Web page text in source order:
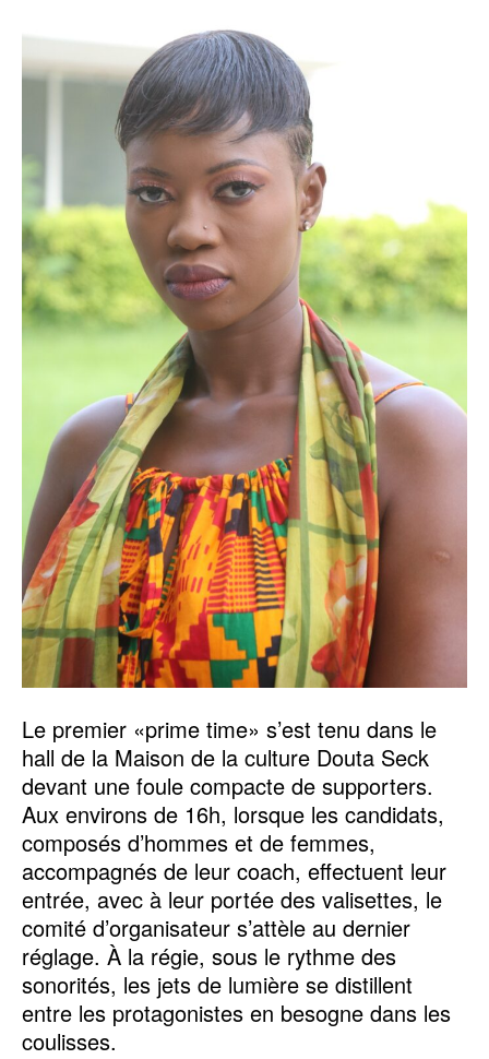
Le premier «prime time» s’est tenu dans le
hall de la Maison de la culture Douta Seck
devant une foule compacte de supporters.
Aux environs de 16h, lorsque les candidats,
composés d’hommes et de femmes,
accompagnés de leur coach, effectuent leur
entrée, avec à leur portée des valisettes, le
comité d’organisateur s’attèle au dernier
réglage. À la régie, sous le rythme des
sonorités, les jets de lumière se distillent
entre les protagonistes en besogne dans les
coulisses.